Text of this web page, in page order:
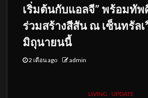
เริ่มต้นกับแอลจี” พร้อมทั
ร่วมสร้างสีสัน ณ เซ็นทรัลเ
มิถุนายนนี้
2 เดือน ago admin
LIVING UPDATE